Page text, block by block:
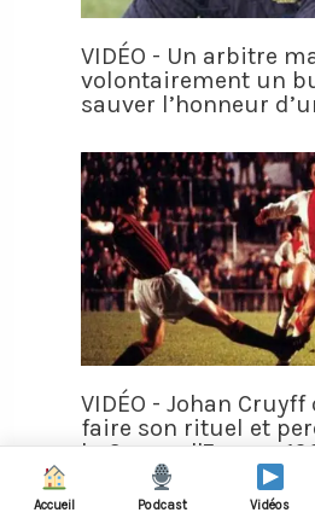
VIDÉO - Un arbitre
volontairement un
sauver l’honneur
VIDÉO - Johan
faire son rituel et
la Coupe d'Europe
Accueil Podcast Vidéos